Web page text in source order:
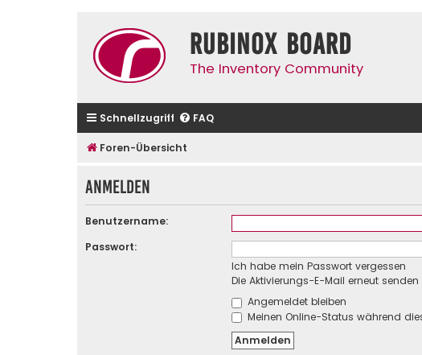
Rubinox Board
The Inventory Community
Schnellzugriff FAQ
Foren-Übersicht
Anmelden
Benutzername:
Passwort:
Ich habe mein Passwort vergessen
Die Aktivierungs-E-Mail erneut senden
Angemeldet bleiben
Meinen Online-Status während